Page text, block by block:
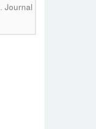
. Journal